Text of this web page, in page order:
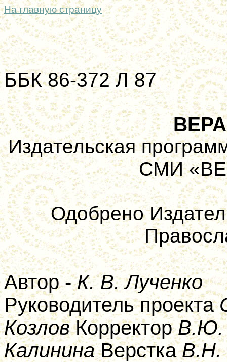
На главную страницу
ББК 86-372 Л 87
Издательская
СМИ
Одобрено
Автор -К. В. Лученко
Руководитель проекта
КозловКорректорВ.Ю.
КалининаВерсткаВ.Н.